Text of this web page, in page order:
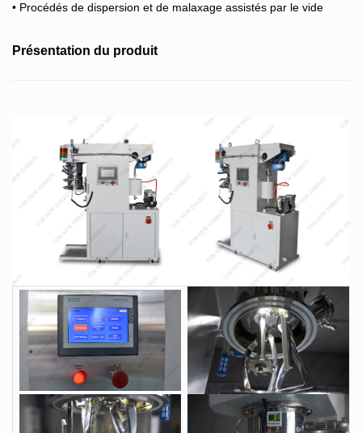
• Procédés de dispersion et de malaxage assistés par le vide
Présentation du produit